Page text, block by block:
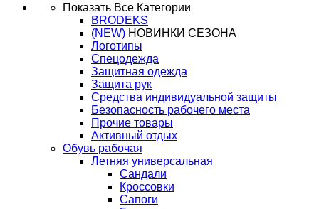
Показать Все Категории
BRODEKS
(NEW) НОВИНКИ СЕЗОНА
Логотипы
Спецодежда
Защитная одежда
Защита рук
Средства индивидуальной защиты
Безопасность рабочего места
Прочие товары
Активный отдых
Обувь рабочая
Летняя универсальная
Сандали
Кроссовки
Сапоги